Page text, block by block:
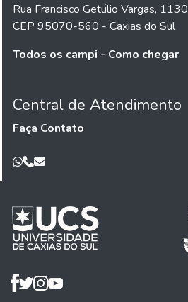
Rua Francisco Getúlio Vargas, 1130
CEP 95070-560 - Caxias do Sul
Todos os campi - Como chegar
Central de Atendimento
Faça Contato